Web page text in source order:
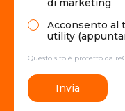
di marketing
Acconsento al
utility
Questo sito è protetto da
Invia